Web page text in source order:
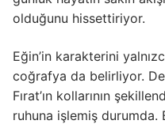
olduğunu hissettiriyor.
Eğin’in karakterini
coğrafya da belirliyor.
Fırat’ın kollarının
ruhuna işlemiş